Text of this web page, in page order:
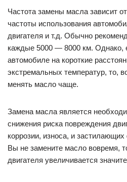
Частота замены масла зависит
частоты использования
двигателя и т.д. Обычно
каждые 5000 — 8000 км. Однако,
автомобиле на короткие
экстремальных температур, то,
менять масло чаще.
Замена масла является
снижения риска повреждения
коррозии, износа, и
Вы не замените масло вовремя,
двигателя увеличивается